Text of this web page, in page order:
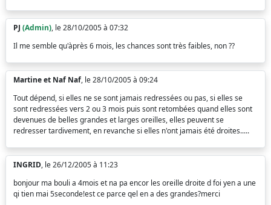
PJ (Admin), le 28/10/2005 à 07:32
Il me semble qu'àprès 6 mois, les chances sont très faibles, non ??
Martine et Naf Naf, le 28/10/2005 à 09:24
Tout dépend, si elles ne se sont jamais redressées ou pas, si elles se
sont redressées vers 2 ou 3 mois puis sont retombées quand elles sont
devenues de belles grandes et larges oreilles, elles peuvent se
redresser tardivement, en revanche si elles n'ont jamais été droites.....
INGRID, le 26/12/2005 à 11:23
bonjour ma bouli a 4mois et na pa encor les oreille droite d foi yen a une
qi tien mai 5seconde!est ce parce qel en a des grandes?merci